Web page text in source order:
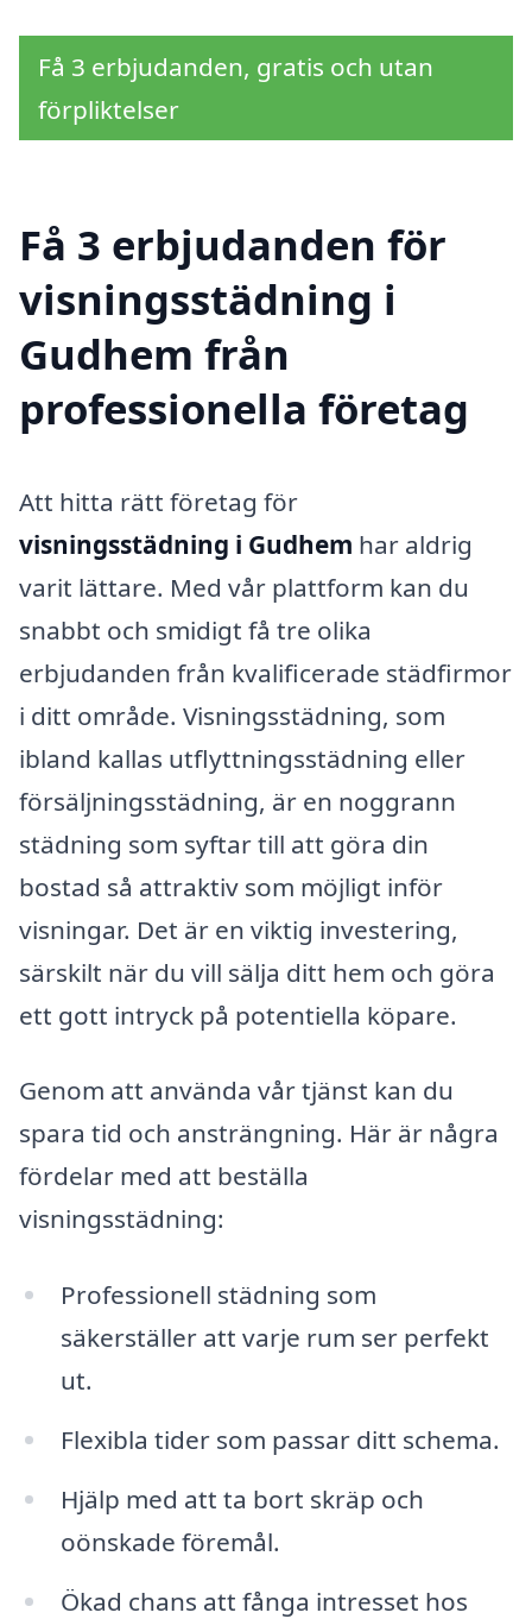
Få 3 erbjudanden, gratis och utan
förpliktelser
Få 3 erbjudanden för
visningsstädning i
Gudhem från
professionella företag
Att hitta rätt företag för
visningsstädning i Gudhem har aldrig
varit lättare. Med vår plattform kan du
snabbt och smidigt få tre olika
erbjudanden från kvalificerade städfirmor
i ditt område. Visningsstädning, som
ibland kallas utflyttningsstädning eller
försäljningsstädning, är en noggrann
städning som syftar till att göra din
bostad så attraktiv som möjligt inför
visningar. Det är en viktig investering,
särskilt när du vill sälja ditt hem och göra
ett gott intryck på potentiella köpare.
Genom att använda vår tjänst kan du
spara tid och ansträngning. Här är några
fördelar med att beställa
visningsstädning:
Professionell städning som
säkerställer att varje rum ser perfekt
ut.
Flexibla tider som passar ditt schema.
Hjälp med att ta bort skräp och
oönskade föremål.
Ökad chans att fånga intresset hos